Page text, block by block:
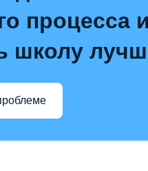
процесса
школу